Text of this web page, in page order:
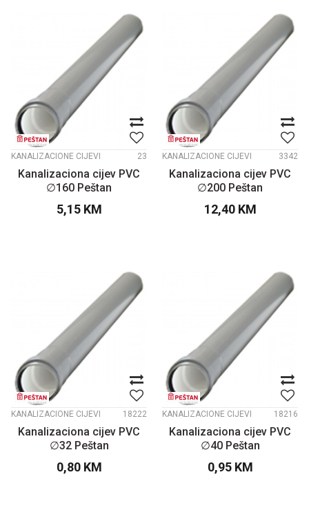
KANALIZACIONE CIJEVI 23
Kanalizaciona cijev PVC
∅160 Peštan
5,15 KM
KANALIZACIONE CIJEVI 3342
Kanalizaciona cijev PVC
∅200 Peštan
12,40 KM
KANALIZACIONE CIJEVI 18222
Kanalizaciona cijev PVC
∅32 Peštan
0,80 KM
KANALIZACIONE CIJEVI 18216
Kanalizaciona cijev PVC
∅40 Peštan
0,95 KM